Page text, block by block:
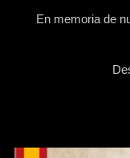
En memoria de